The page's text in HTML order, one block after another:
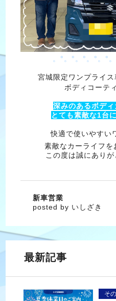
。°。°。°。°。°
宮城限定ワンプライス
ボディコーテ
深みのあるボデ
とても素敵な1台
快適で使いやすい
素敵なカーライフを
この度は誠にありが
新車営業
posted by いしざき
最新記事
そ